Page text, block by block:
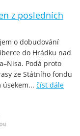
z posledních
o dobudování
do Hrádku nad
Podá proto
ze Státního fondu
číst dále